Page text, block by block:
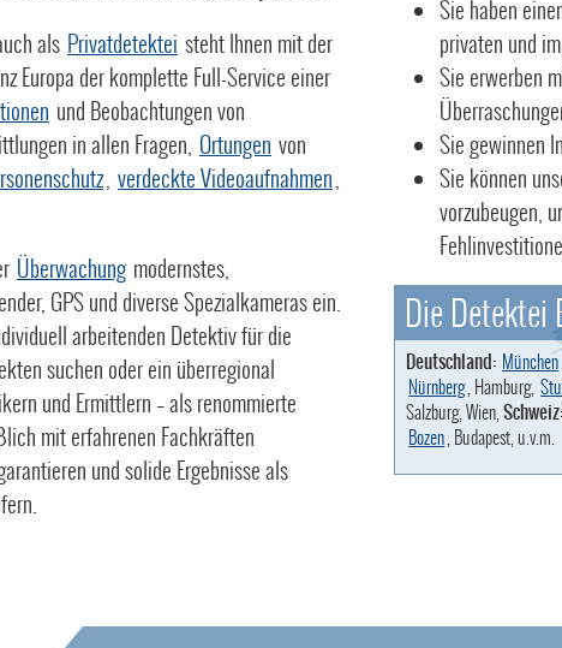
als Privatdetektei steht Ihnen mit der
Europa der komplette Full-Service einer
und Beobachtungen von
in allen Fragen, Ortungen von
, verdeckte Videoaufnahmen,
Überwachung modernstes,
GPS und diverse Spezialkameras ein.
arbeitenden Detektiv für die
suchen oder ein überregional
und Ermittlern – als renommierte
mit erfahrenen Fachkräften
und solide Ergebnisse als
Sie haben
privaten und
Sie erwerben
Sie gewinnen
Sie können
vorzubeugen,
Die Detektei
Deutschland: München
Nürnberg, Hamburg,
Salzburg, Wien,Schweiz:
Bozen, Budapest, u.v.m.